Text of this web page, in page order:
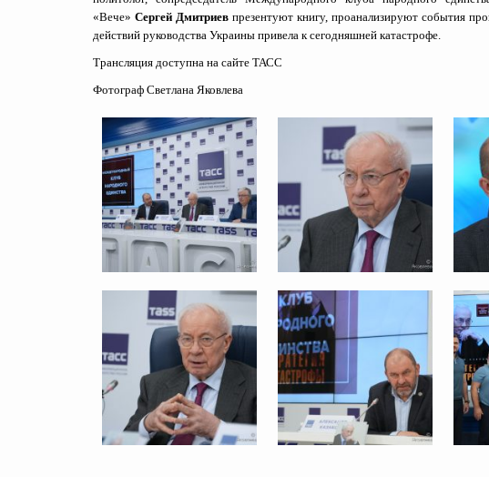
«Вече» Сергей Дмитриевпрезентуют книгу, проанализируют события
действий руководства Украины привела к сегодняшней катастрофе.
Трансляция доступна на сайте ТАСС
Фотограф Светлана Яковлева